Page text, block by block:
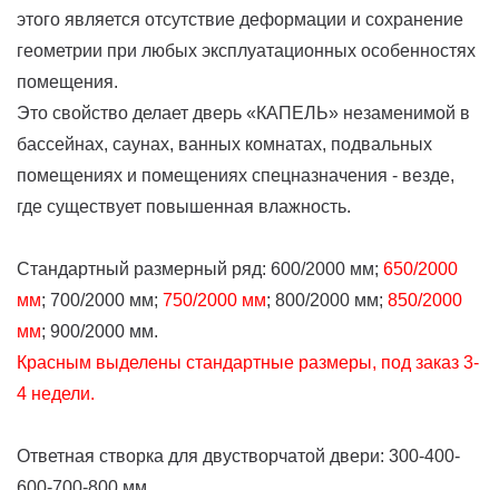
этого является отсутствие деформации и сохранение
геометрии при любых эксплуатационных особенностях
помещения.
Это свойство делает дверь «КАПЕЛЬ» незаменимой в
бассейнах, саунах, ванных комнатах, подвальных
помещениях и помещениях спецназначения - везде,
где существует повышенная влажность.
Стандартный размерный ряд: 600/2000 мм; 650/2000
мм; 700/2000 мм; 750/2000 мм; 800/2000 мм; 850/2000
мм; 900/2000 мм.
Красным выделены стандартные размеры, под заказ 3-
4 недели.
Ответная створка для двустворчатой двери: 300-400-